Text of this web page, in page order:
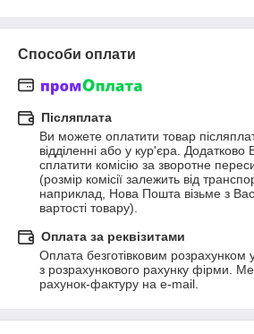
Способи оплати
Післяплата
Ви можете оплатити товар
відділенні або у кур'єра.
сплатити комісію за зворотне
(розмір комісії залежить від
наприклад, Нова Пошта візьме з
вартості товару).
Оплата за реквізитами
Оплата безготівковим розрахунком
з розрахункового рахунку фірми.
рахунок-фактуру на e-mail.